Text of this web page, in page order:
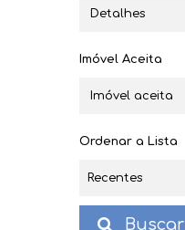
Detalhes
Imóvel Aceita
Imóvel aceita
Ordenar a Lista
Buscar